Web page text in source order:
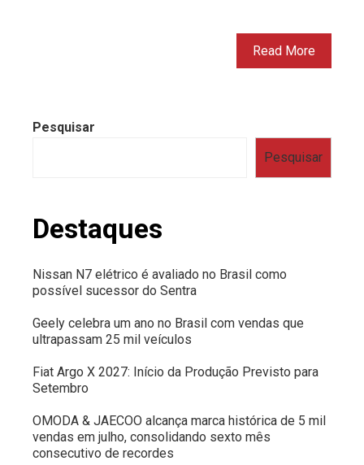
Read More
Pesquisar
Pesquisar
Destaques
Nissan N7 elétrico é avaliado no Brasil como
possível sucessor do Sentra
Geely celebra um ano no Brasil com vendas que
ultrapassam 25 mil veículos
Fiat Argo X 2027: Início da Produção Previsto para
Setembro
OMODA & JAECOO alcança marca histórica de 5 mil
vendas em julho, consolidando sexto mês
consecutivo de recordes